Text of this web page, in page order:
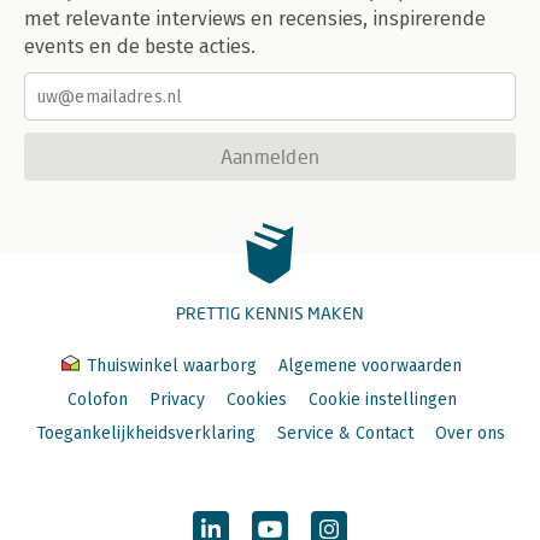
met relevante interviews en recensies, inspirerende
events en de beste acties.
Aanmelden
PRETTIG KENNIS MAKEN
Thuiswinkel waarborg
Algemene voorwaarden
Colofon
Privacy Cookies
Cookie instellingen
Toegankelijkheidsverklaring
Service & Contact Over ons